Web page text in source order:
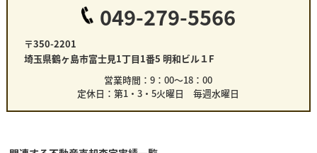
049-279-5566
〒350-2201
埼玉県鶴ヶ島市富士見1丁目1番5 明和ビル１F
営業時間：9：00～18：00
定休日：第1・3・5火曜日 毎週水曜日